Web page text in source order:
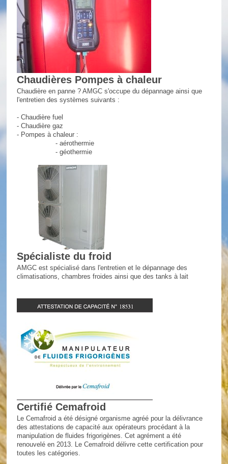
Chaudières Pompes à chaleur
Chaudière en panne ? AMGC s'occupe du dépannage ainsi que
l'entretien des systèmes suivants :
- Chaudière fuel
- Chaudière gaz
- Pompes à chaleur :
- aérothermie
- géothermie
Spécialiste du froid
AMGC est spécialisé dans l'entretien et le dépannage des
climatisations, chambres froides ainsi que des tanks à lait
Certifié Cemafroid
Le Cemafroid a été désigné organisme agréé pour la délivrance
des attestations de capacité aux opérateurs procédant à la
manipulation de fluides frigorigènes. Cet agrément a été
renouvelé en 2013. Le Cemafroid délivre cette certification pour
toutes les catégories.